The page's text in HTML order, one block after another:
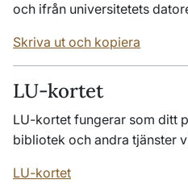
och ifrån universitetets
Skriva ut och kopiera
LU-kortet
LU-kortet fungerar som ditt
bibliotek och andra tjänster
LU-kortet